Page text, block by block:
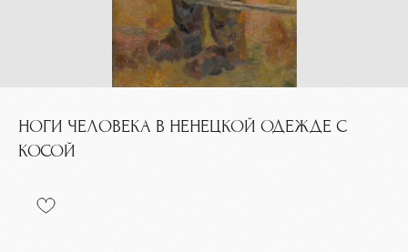
НОГИ ЧЕЛОВЕКА В НЕНЕЦКОЙ ОДЕЖДЕ С
КОСОЙ